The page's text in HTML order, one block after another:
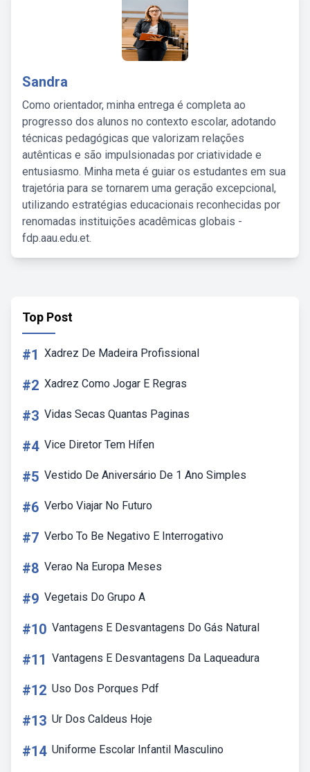
Sandra
Como orientador, minha entrega é completa ao
progresso dos alunos no contexto escolar, adotando
técnicas pedagógicas que valorizam relações
autênticas e são impulsionadas por criatividade e
entusiasmo. Minha meta é guiar os estudantes em sua
trajetória para se tornarem uma geração excepcional,
utilizando estratégias educacionais reconhecidas por
renomadas instituições acadêmicas globais -
fdp.aau.edu.et.
Top Post
#1 Xadrez De Madeira Profissional
#2 Xadrez Como Jogar E Regras
#3 Vidas Secas Quantas Paginas
#4 Vice Diretor Tem Hífen
#5 Vestido De Aniversário De 1 Ano Simples
#6 Verbo Viajar No Futuro
#7 Verbo To Be Negativo E Interrogativo
#8 Verao Na Europa Meses
#9 Vegetais Do Grupo A
#10 Vantagens E Desvantagens Do Gás Natural
#11 Vantagens E Desvantagens Da Laqueadura
#12 Uso Dos Porques Pdf
#13 Ur Dos Caldeus Hoje
#14 Uniforme Escolar Infantil Masculino